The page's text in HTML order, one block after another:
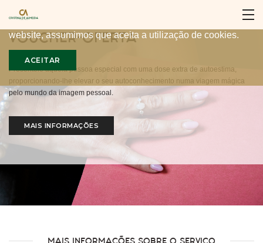
Para proporcionar a melhor experiência, nós utilizamos
cookies no nosso website. Ao continuar a utilizar o nosso
website, assumimos que aceita a utilização de cookies.
ACEITAR
VOUCHER-OFERTA
Presenteie aquela pessoa especial com uma dose extra de autoestima,
proporcionando-lhe elevar o seu autoconhecimento numa viagem mágica
pelo mundo da imagem pessoal.
MAIS INFORMAÇÕES
MAIS INFORMAÇÕES SOBRE O SERVIÇO